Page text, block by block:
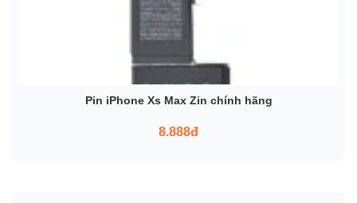
Pin iPhone Xs Max Zin chính hãng
8.888đ